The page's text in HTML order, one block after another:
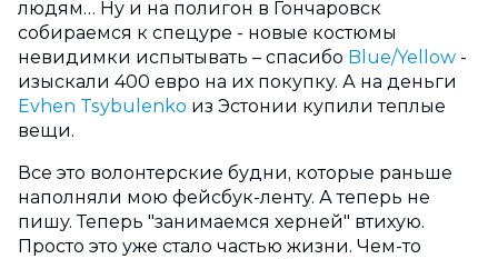
людям… Ну и на полигон в Гончаровск
собираемся к спецуре - новые костюмы
невидимки испытывать – спасибо Blue/Yellow -
изыскали 400 евро на их покупку. А на деньги
Evhen Tsybulenko из Эстонии купили теплые
вещи.
Все это волонтерские будни, которые раньше
наполняли мою фейсбук-ленту. А теперь не
пишу. Теперь "занимаемся херней" втихую.
Просто это уже стало частью жизни. Чем-то